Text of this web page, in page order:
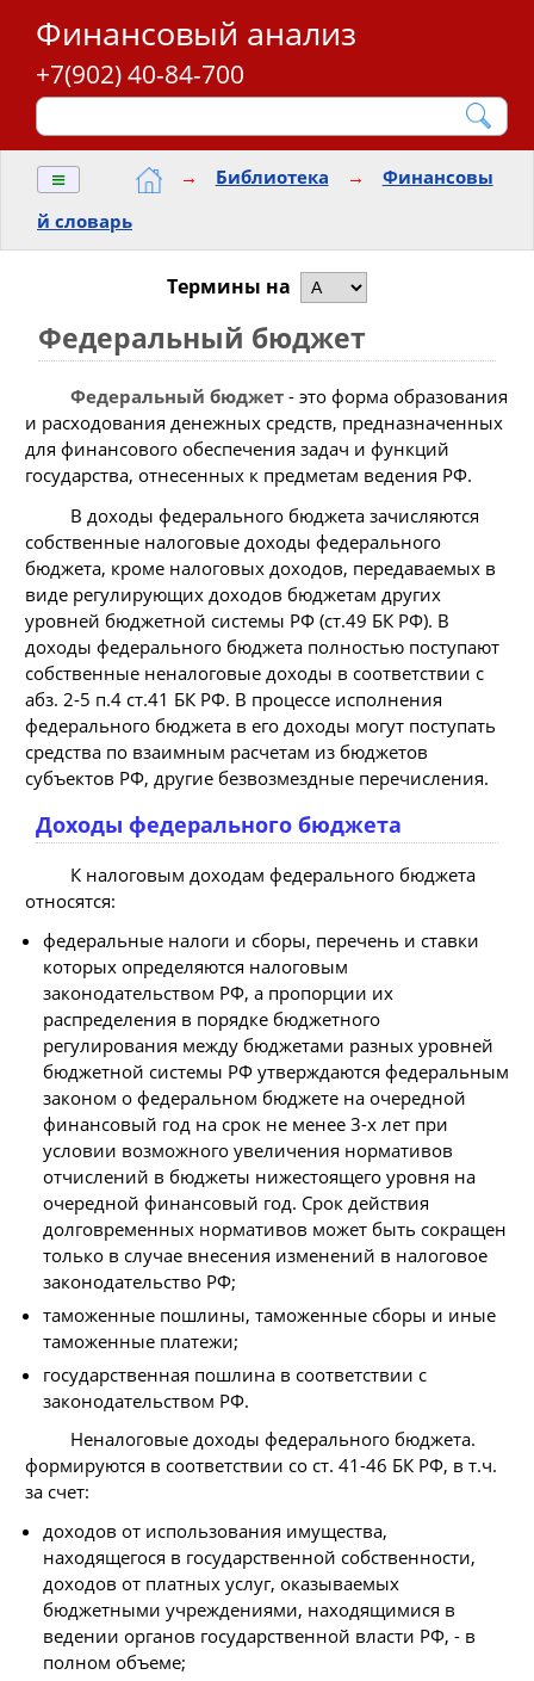
Финансовый анализ
+7(902) 40-84-700
≡ → Библиотека →
Финансовы
й словарь
Термины на
Федеральный бюджет
Федеральный бюджет- это форма образования
и расходования денежных средств, предназначенных
для финансового обеспечения задач и функций
государства, отнесенных к предметам ведения РФ.
В доходы федерального бюджета зачисляются
собственные налоговые доходы федерального
бюджета, кроме налоговых доходов, передаваемых в
виде регулирующих доходов бюджетам других
уровней бюджетной системы РФ (ст.49 БК РФ). В
доходы федерального бюджета полностью поступают
собственные неналоговые доходы в соответствии с
абз. 2-5 п.4 ст.41 БК РФ. В процессе исполнения
федерального бюджета в его доходы могут поступать
средства по взаимным расчетам из бюджетов
субъектов РФ, другие безвозмездные перечисления.
Доходы федерального бюджета
К налоговым доходам федерального бюджета
относятся:
федеральные налоги и сборы, перечень и ставки
которых определяются налоговым
законодательством РФ, а пропорции их
распределения в порядке бюджетного
регулирования между бюджетами разных уровней
бюджетной системы РФ утверждаются федеральным
законом о федеральном бюджете на очередной
финансовый год на срок не менее 3-х лет при
условии возможного увеличения нормативов
отчислений в бюджеты нижестоящего уровня на
очередной финансовый год. Срок действия
долговременных нормативов может быть сокращен
только в случае внесения изменений в налоговое
законодательство РФ;
таможенные пошлины, таможенные сборы и иные
таможенные платежи;
государственная пошлина в соответствии с
законодательством РФ.
Неналоговые доходы федерального бюджета.
формируются в соответствии со ст. 41-46 БК РФ, в т.ч.
за счет:
доходов от использования имущества,
находящегося в государственной собственности,
доходов от платных услуг, оказываемых
бюджетными учреждениями, находящимися в
ведении органов государственной власти РФ, - в
полном объеме;